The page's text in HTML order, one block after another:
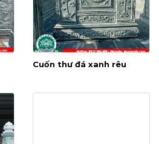
Cuốn thư đá xanh rêu